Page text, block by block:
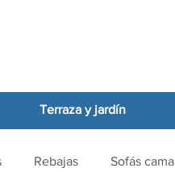
Terraza y jardín
Rebajas Sofás cama